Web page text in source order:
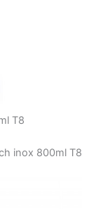
T8
inox 800ml T8